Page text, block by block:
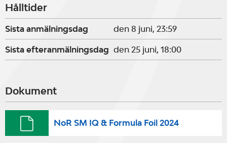
Hålltider
Sista anmälningsdag den 8 juni, 23:59
Sista efteranmälningsdag den 25 juni, 18:00
Dokument
NoR SM IQ & Formula Foil 2024